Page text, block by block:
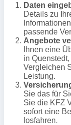
Daten
Details zu
passende
Angebote
Ihnen eine
in
Vergleichen
Leistung.
Sie das für
Sie die KFZ
sofort eine
losfahren.